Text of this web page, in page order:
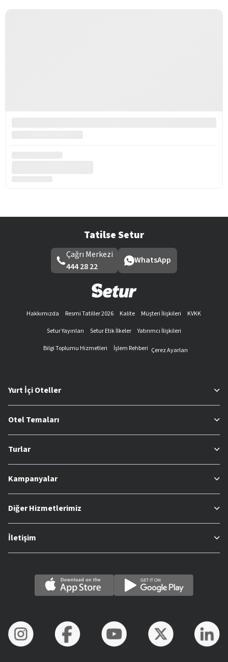
Tatilse Setur
Çağrı Merkezi
444 28 22
WhatsApp
Hakkımızda Resmi Tatiller 2026 Kalite Müşteri İlişkileri
KVKK
Setur Yayınları
Setur Etik İlkeler
Yatırımcı İlişkileri
Bilgi Toplumu Hizmetleri
İşlem Rehberi Çerez Ayarları
Yurt İçi Oteller
Otel Temaları
Turlar
Kampanyalar
Diğer Hizmetlerimiz
İletişim